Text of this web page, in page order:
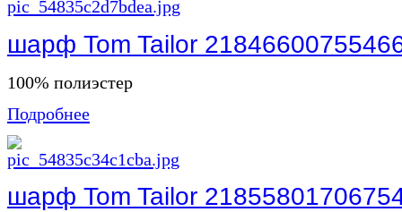
шарф Tom Tailor
100% полиэстер
Подробнее
шарф Tom Tailor